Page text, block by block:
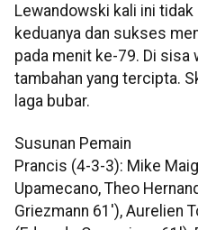
Lewandowski kali ini
keduanya dan sukses
pada menit ke-79. Di sisa
tambahan yang tercipta.
laga bubar.
Susunan Pemain
Prancis (4-3-3): Mike
Upamecano, Theo
Griezmann 61'), Aurelien